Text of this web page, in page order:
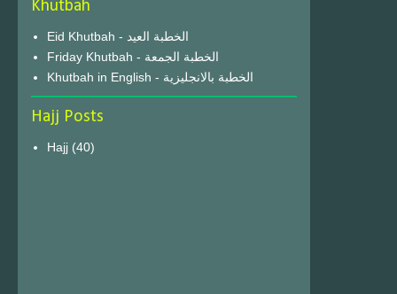
Khutbah
Eid Khutbah - الخطبة العيد
Friday Khutbah - الخطبة الجمعة
Khutbah in English - الخطبة بالانجليزية
Hajj Posts
Hajj (40)